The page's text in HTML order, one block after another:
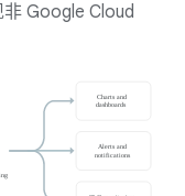
Google Cloud